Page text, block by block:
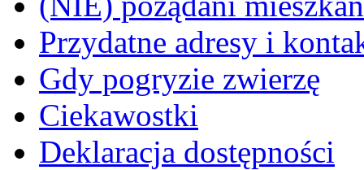
Przydatne adresy i
Gdy pogryzie zwierzę
Ciekawostki
Deklaracja dostępności